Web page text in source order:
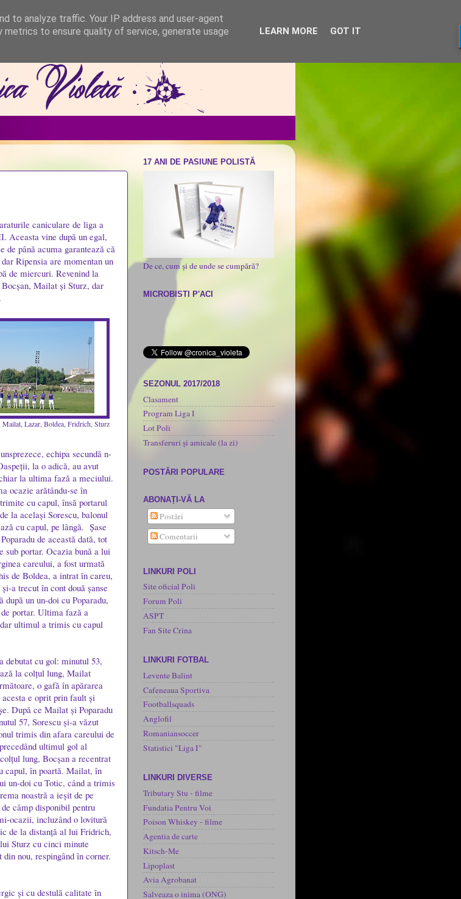
caniculare de liga a
Aceasta vine după un egal,
până acuma garantează că
Ripensia are momentan un
de miercuri. Revenind la
Mailat și Sturz, dar
Mailat, Lazar, Boldea, Fridrich, Sturz
echipa secundă n-
la o adică, au avut
la ultima fază a meciului.
ocazie arătându-se în
cu capul, însă portarul
la același Sorescu, balonul
cu capul, pe lângă. Șase
de această dată, tot
sub portar. Ocazia bună a lui
careului, a fost urmată
de Boldea, a intrat în careu,
a trecut în cont două șanse
un un-doi cu Poparadu,
portar. Ultima fază a
ultimul a trimis cu capul
debutat cu gol: minutul 53,
la colțul lung, Mailat
o gafă în apărarea
e oprit prin fault și
După ce Mailat și Poparadu
57, Sorescu și-a văzut
trimis din afara careului de
ultimul gol al
lung, Bocșan a recentrat
capul, în poartă. Mailat, în
un-doi cu Totic, când a trimis
noastră a ieșit de pe
câmp disponibil pentru
ocazii, incluzând o lovitură
de la distanță al lui Fridrich,
Sturz cu cinci minute
nou, respingând în corner.
și cu destulă calitate în
17 ANI DE PASIUNE POLISTĂ
De ce, cum și de unde se cumpără?
MICROBISTI P'ACI
SEZONUL 2017/2018
Clasament
Program Liga I
Lot Poli
Transferuri și amicale (la zi)
POSTĂRI POPULARE
ABONAȚI-VĂ LA
Postări
Comentarii
LINKURI POLI
Site oficial Poli
Forum Poli
ASPT
Fan Site Crina
LINKURI FOTBAL
Levente Balint
Cafeneaua Sportiva
Footballsquads
Anglofil
Romaniansoccer
Statistici "Liga I"
LINKURI DIVERSE
Tributary Stu - filme
Fundatia Pentru Voi
Poison Whiskey - filme
Agentia de carte
Kitsch-Me
Lipoplast
Avia Agrobanat
Salveaza o inima (ONG)
to analyze traffic. Your IP address and user-agent
to ensure quality of service, generate usage
LEARN MORE GOT IT